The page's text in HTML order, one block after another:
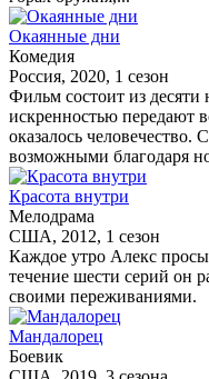
Окаянные дни
Комедия
Россия, 2020, 1 сезон
Фильм состоит из
искренностью передают
оказалось
возможными благодаря
Красота внутри
Мелодрама
США, 2012, 1 сезон
Каждое утро Алекс
течение шести серий он
своими переживаниями.
Мандалорец
Боевик